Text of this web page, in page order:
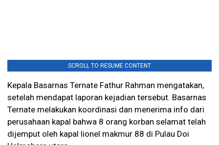
SCROLL TO RESUME CONTENT
Kepala Basarnas Ternate Fathur Rahman mengatakan,
setelah mendapat laporan kejadian tersebut. Basarnas
Ternate melakukan koordinasi dan menerima info dari
perusahaan kapal bahwa 8 orang korban selamat telah
dijemput oleh kapal lionel makmur 88 di Pulau Doi